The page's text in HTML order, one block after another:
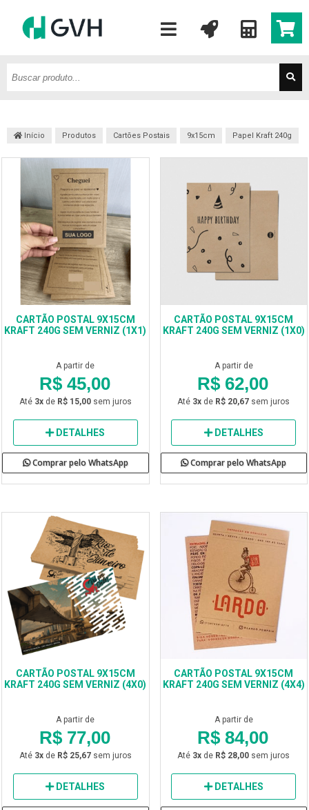
Início Produtos Cartões Postais 9x15cm Papel Kraft 240g
CARTÃO POSTAL 9X15CM
KRAFT 240G SEM VERNIZ (1X1)
A partir de
R$ 45,00
Até 3xde R$ 15,00sem juros
DETALHES
Comprar pelo WhatsApp
CARTÃO POSTAL 9X15CM
KRAFT 240G SEM VERNIZ (1X0)
A partir de
R$ 62,00
Até 3x de R$ 20,67 sem juros
DETALHES
Comprar pelo WhatsApp
CARTÃO POSTAL 9X15CM
KRAFT 240G SEM VERNIZ (4X0)
A partir de
R$ 77,00
Até 3xde R$ 25,67sem juros
DETALHES
CARTÃO POSTAL 9X15CM
KRAFT 240G SEM VERNIZ (4X4)
A partir de
R$ 84,00
Até 3x de R$ 28,00 sem juros
DETALHES